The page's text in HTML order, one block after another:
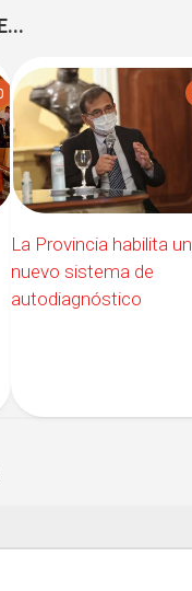
La Provincia habilita un
nuevo sistema de
autodiagnóstico